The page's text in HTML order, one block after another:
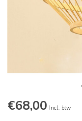
€68,00 Incl. btw